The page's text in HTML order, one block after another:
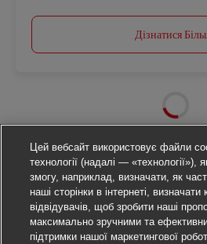
Дізнатися
Цей вебсайт використовує файли
технології (надалі — «технології»),
змогу, наприклад, визначати, як
наші сторінки в інтернеті, визначати
відвідувачів, щоб зробити наші
максимально зручними та
підтримки нашої маркетингової